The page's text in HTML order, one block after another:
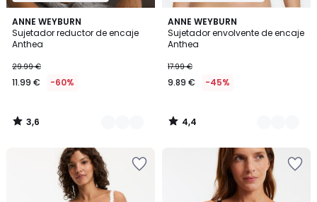
ANNE WEYBURN
Sujetador reductor de encaje
Anthea
29.99 €
11.99 € -60%
3,6
/ 5
2
Colores
3,6
/
ANNE WEYBURN
Sujetador envolvente de encaje
Anthea
17.99 €
9.89 € -45%
4,4
/ 5
6
Colores
4,4
/